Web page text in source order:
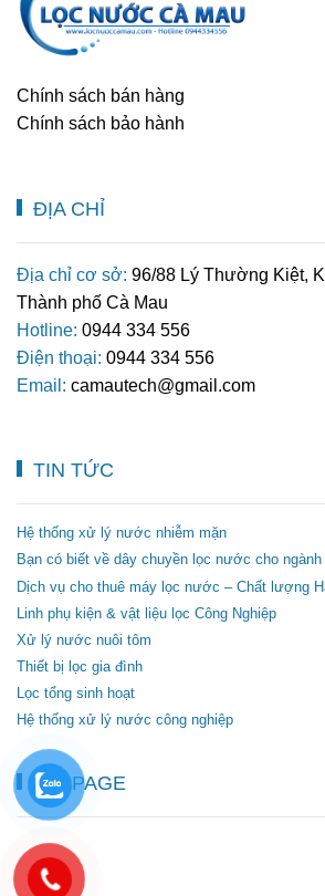
Chính sách bán hàng
Chính sách bảo hành
ĐỊA CHỈ
Địa chỉ cơ sở: 96/88 Lý Thường Kiệt,
Thành phố Cà Mau
Hotline: 0944 334 556
Điện thoại: 0944 334 556
Email: camautech@gmail.com
TIN TỨC
Hệ thống xử lý nước nhiễm mặn
Bạn có biết về dây chuyền lọc nước cho
Dịch vụ cho thuê máy lọc nước – Chất lượng
Linh phụ kiện & vật liệu lọc Công Nghiệp
Xử lý nước nuôi tôm
Thiết bị lọc gia đình
Lọc tổng sinh hoạt
Hệ thống xử lý nước công nghiệp
FANPAGE